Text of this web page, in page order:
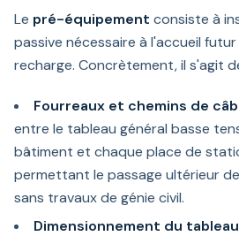
Le pré-équipement consiste à
passive nécessaire à l'accueil
recharge. Concrètement, il s'agit
Fourreaux et chemins de
entre le tableau général basse
bâtiment et chaque place de
permettant le passage ultérieur
sans travaux de génie civil.
Dimensionnement du